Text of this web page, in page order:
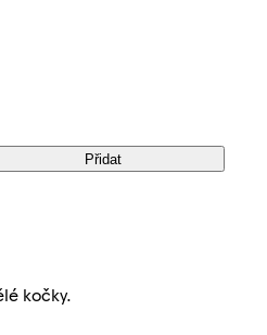
Přidat
kočky.